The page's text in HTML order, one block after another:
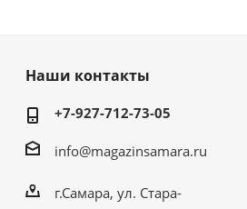
Наши контакты
+7-927-712-73-05
info@magazinsamara.ru
г.Самара, ул. Стара-